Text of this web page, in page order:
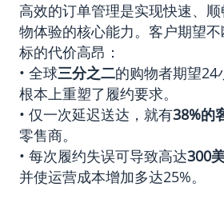
高效的订单管理是实现快速、
物体验的核心能力。客户期望
标的代价高昂：
• 全球三分之二的购物者期望24
根本上重塑了履约要求。
• 仅一次延迟送达，就有38%的
零售商。
• 每次履约失误可导致高达300
并使运营成本增加多达25%。